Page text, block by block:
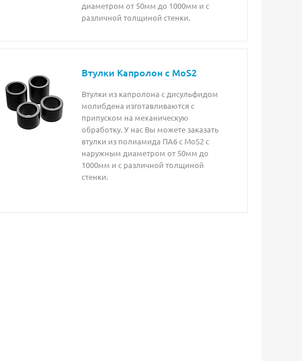
диаметром от 50мм до 1000мм и с
различной толщиной стенки.
Втулки Капролон с MoS2
Втулки из капролона с дисульфидом
молибдена изготавливаются с
припуском на механическую
обработку. У нас Вы можете заказать
втулки из полиамида ПА6 с MoS2 с
наружным диаметром от 50мм до
1000мм и с различной толщиной
стенки.